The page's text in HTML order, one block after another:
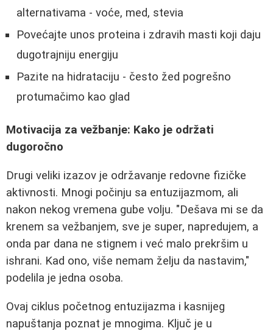
alternativama - voće, med, stevia
Povećajte unos proteina i zdravih masti koji daju
dugotrajniju energiju
Pazite na hidrataciju - često žed pogrešno
protumačimo kao glad
Motivacija za vežbanje: Kako je održati
dugoročno
Drugi veliki izazov je održavanje redovne fizičke
aktivnosti. Mnogi počinju sa entuzijazmom, ali
nakon nekog vremena gube volju. "Dešava mi se da
krenem sa vežbanjem, sve je super, napredujem, a
onda par dana ne stignem i već malo prekršim u
ishrani. Kad ono, više nemam želju da nastavim,"
podelila je jedna osoba.
Ovaj ciklus početnog entuzijazma i kasnijeg
napuštanja poznat je mnogima. Ključ je u